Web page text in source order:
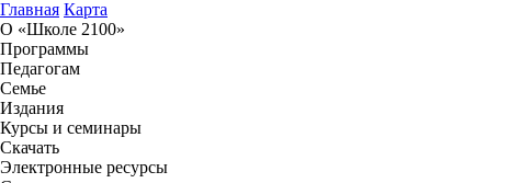
Главная Карта
О «Школе 2100»
Программы
Педагогам
Семье
Издания
Курсы и семинары
Скачать
Электронные ресурсы